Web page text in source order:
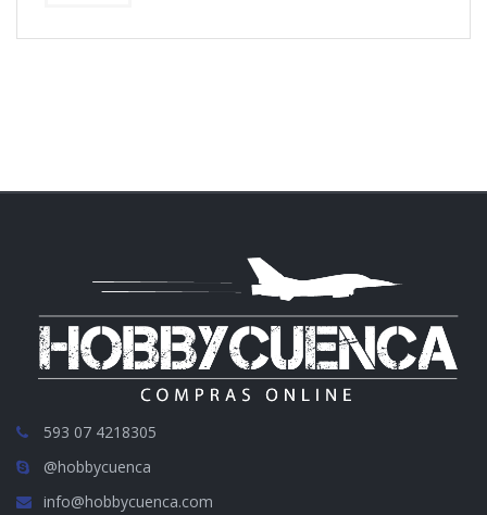
593 07 4218305
@hobbycuenca
info@hobbycuenca.com